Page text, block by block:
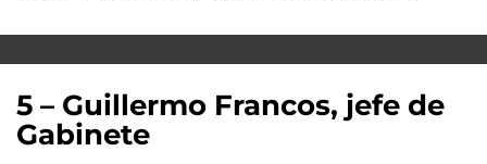
5 – Guillermo Francos, jefe de
Gabinete